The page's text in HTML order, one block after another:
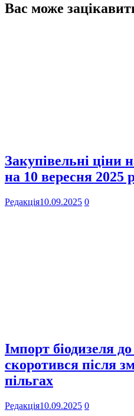
Вас може
Закупівельні ціни
на 10 вересня 2025
Редакція10.09.2025 0
Імпорт біодизеля
скоротився після
пільгах
Редакція10.09.2025 0